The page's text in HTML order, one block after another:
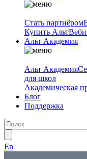
Стать партнёром
Купить Альт
Альт Академия
Альт Академия
для школ
Академическая
Блог
Поддержка
En